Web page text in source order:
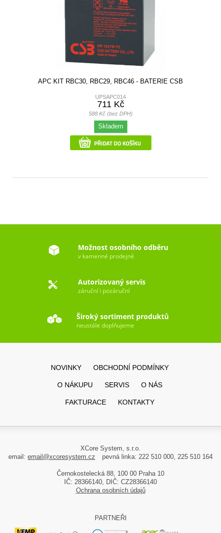
APC KIT RBC30, RBC29, RBC46 - BATERIE CSB
UPSAPC014
711 Kč
588 Kč (bez DPH)
Skladem
Možnost osobního odběru
v kamenné prodejně
Autorizovaný servis
záruční i pozáruční
Široký sortiment produktů
neustále doplňujeme
NOVINKY OBCHODNÍ PODMÍNKY
O NÁKUPU SERVIS O NÁS
FAKTURACE KONTAKTY
XCore System, s.r.o.
email: email@xcoresystem.cz pevná linka: 222 510 000, 225 510 164
Černokostelecká 88, 100 00 Praha 10
IČ: 28366140, DIČ: CZ28366140
Ochrana osobních údajů
PARTNEŘI